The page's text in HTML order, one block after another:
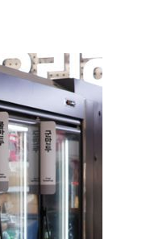
[데일리안 오늘뉴스 종합] 축
인 심판에 성접대 의혹, 李대
지율 하락 의식했나, 삼전닉스
물, SK하이닉스 프리마켓 시
점화, 김민석 "과반 승리 가
"오세훈이 주택 공급 않아" "
반영"…민주당의 부동산 세제
美 원정출산 전면 차단…트럼
민권 금지' 행정명령 서명